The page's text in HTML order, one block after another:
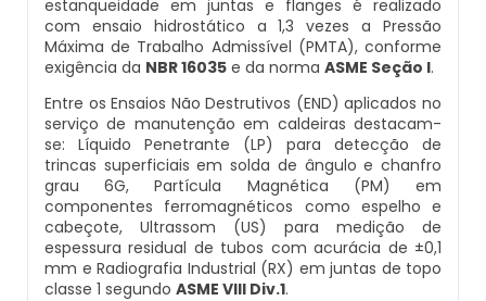
Caldeira Industrial A Lenha
Caldeira Industrial Preço
Caldeira Vertical
Caldeiraria De Fabricação E Montagem
Industrial
Caldeiraria E Montagem Industrial
Inspeção De Integridade De Caldeiras
Inspeção De Integridade Em Caldeiras
Inspeção De Segurança Caldeira
Inspeção De Segurança De Caldeiras
Inspeção De Segurança Em Caldeiras
Manutenção De Caldeiras A Lenha
Manutenção De Caldeiras A Vapor
Manutenção De Caldeiras E Aquecedores
Manutenção De Caldeiras Em Sp
Manutenção De Caldeiras Industriais
Caldeira De Vapor A Venda
Caldeira De Vapor Eletrica
Caldeira Em Vapor
Caldeira Geradora De Vapor A Lenha
Caldeira Locomotiva A Vapor
Caldeira Usada A Venda
Caldeira Mural A Gás Preço
Caldeira Mural A Gás Roca
Comprar Caldeira A Gás
Cotação De Caldeira A Gás
Distribuidor De Caldeira A Gás
Empresa De Caldeira A Gás
estanqueidade em juntas e flanges é realizado
com ensaio hidrostático a 1,3 vezes a Pressão
Máxima de Trabalho Admissível (PMTA), conforme
exigência da NBR 16035 e da norma ASME Seção I.
Entre os Ensaios Não Destrutivos (END) aplicados no
serviço de manutenção em caldeiras destacam-
se: Líquido Penetrante (LP) para detecção de
trincas superficiais em solda de ângulo e chanfro
grau 6G, Partícula Magnética (PM) em
componentes ferromagnéticos como espelho e
cabeçote, Ultrassom (US) para medição de
espessura residual de tubos com acurácia de ±0,1
mm e Radiografia Industrial (RX) em juntas de topo
classe 1 segundo ASME VIII Div.1.